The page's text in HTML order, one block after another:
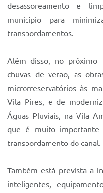
desassoreamento e
município para
transbordamentos.
Além disso, no próximo
chuvas de verão, as
microrreservatórios às
Vila Pires, e de
Águas Pluviais, na Vila
que é muito importante
transbordamento do canal.
Também está prevista a
inteligentes,